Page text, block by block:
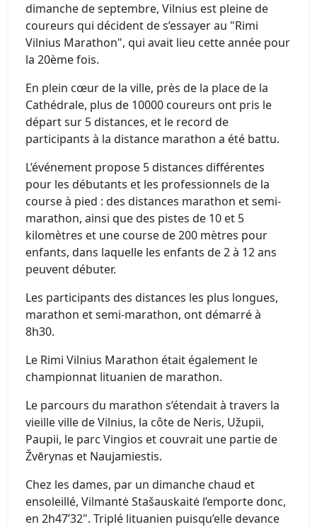
dimanche de septembre, Vilnius est pleine de
coureurs qui décident de s’essayer au "Rimi
Vilnius Marathon", qui avait lieu cette année pour
la 20ème fois.
En plein cœur de la ville, près de la place de la
Cathédrale, plus de 10000 coureurs ont pris le
départ sur 5 distances, et le record de
participants à la distance marathon a été battu.
L’événement propose 5 distances différentes
pour les débutants et les professionnels de la
course à pied : des distances marathon et semi-
marathon, ainsi que des pistes de 10 et 5
kilomètres et une course de 200 mètres pour
enfants, dans laquelle les enfants de 2 à 12 ans
peuvent débuter.
Les participants des distances les plus longues,
marathon et semi-marathon, ont démarré à
8h30.
Le Rimi Vilnius Marathon était également le
championnat lituanien de marathon.
Le parcours du marathon s’étendait à travers la
vieille ville de Vilnius, la côte de Neris, Užupii,
Paupii, le parc Vingios et couvrait une partie de
Žvērynas et Naujamiestis.
Chez les dames, par un dimanche chaud et
ensoleillé, Vilmantė Stašauskaitė l’emporte donc,
en 2h47’32". Triplé lituanien puisqu’elle devance